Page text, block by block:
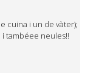
cuina i un de vàter);
tambéee neules!!